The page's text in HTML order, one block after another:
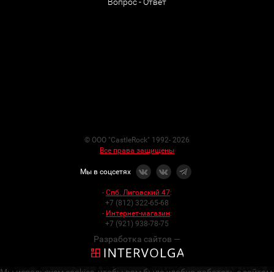
Вопрос - Ответ
© ООО "CastleRock" 1992- 2026
Все права защищены
Мы в соцсетях
- Спб. Лиговский 47:
+7 (812) 322-65-68
- Интернет-магазин:
+7 (921) 938-78-75
Разработка сайтов —